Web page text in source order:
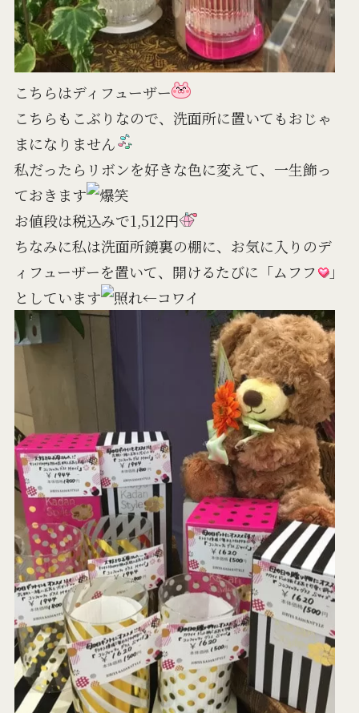
こちらはディフューザー
こちらもこぶりなので、洗面所に置いてもおじゃ
まになりません
私だったらリボンを好きな色に変えて、一生飾っ
ておきます
お値段は税込みで1,512円
ちなみに私は洗面所鏡裏の棚に、お気に入りのデ
ィフューザーを置いて、開けるたびに「ムフフ
」
としています
←コワイ